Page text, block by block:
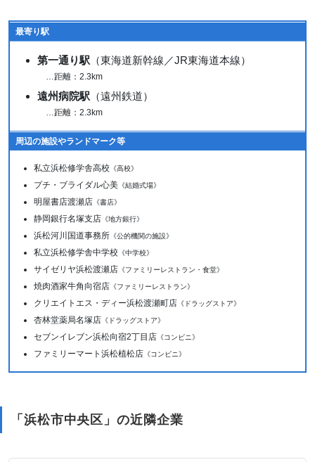
最寄り駅
第一通り駅 （東海道新幹線／JR東海道本線）
…距離：2.3km
遠州病院駅 （遠州鉄道）
…距離：2.3km
周辺の施設やランドマーク等
私立浜松修学舎高校 《高校》
プチ・ブライダル心美 《結婚式場》
明屋書店渡瀬店 《書店》
静岡銀行名塚支店 《地方銀行》
浜松河川国道事務所 《公的機関の施設》
私立浜松修学舎中学校 《中学校》
サイゼリヤ浜松渡瀬店 《ファミリーレストラン・食堂》
焼肉酒家牛角向宿店 《ファミリーレストラン》
クリエイトエス・ディー浜松渡瀬町店 《ドラッグストア》
杏林堂薬局名塚店 《ドラッグストア》
セブンイレブン浜松向宿2丁目店 《コンビニ》
ファミリーマート浜松植松店 《コンビニ》
「浜松市中央区」の近隣企業